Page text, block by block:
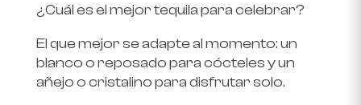
¿Cuál es el mejor tequila para celebrar?
El que mejor se adapte al momento: un
blanco o reposado para cócteles y un
añejo o cristalino para disfrutar solo.